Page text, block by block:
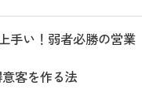
手い！弱者必勝の営業
客を作る法